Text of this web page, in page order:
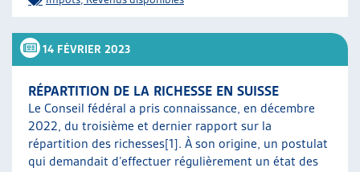
14 FÉVRIER 2023
RÉPARTITION DE LA RICHESSE EN SUISSE
Le Conseil fédéral a pris connaissance, en décembre
2022, du troisième et dernier rapport sur la
répartition des richesses[1]. À son origine, un postulat
qui demandait d’effectuer régulièrement un état des